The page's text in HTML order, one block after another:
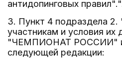
антидопинговых
3. Пункт 4 подраздела 2.
участникам и условия их
"ЧЕМПИОНАТ РОССИИ"
следующей редакции: